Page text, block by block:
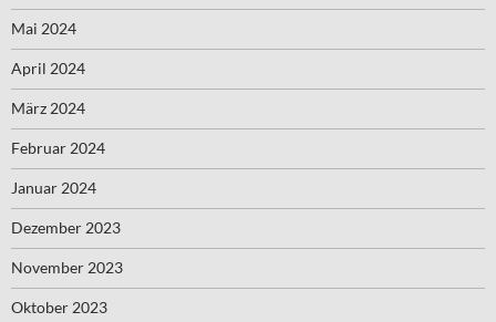
Mai 2024
April 2024
März 2024
Februar 2024
Januar 2024
Dezember 2023
November 2023
Oktober 2023